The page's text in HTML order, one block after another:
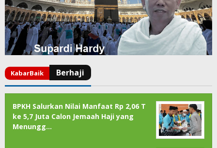
BPKH Salurkan Nilai Manfaat Rp 2,06 T
ke 5,7 Juta Calon Jemaah Haji yang
Menungg…